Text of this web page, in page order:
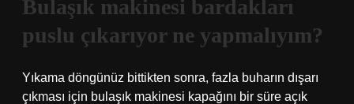
Bulaşık makinesi bardakları
puslu çıkarıyor ne yapmalıyım?
Yıkama döngünüz bittikten sonra, fazla buharın dışarı
çıkması için bulaşık makinesi kapağını bir süre açık